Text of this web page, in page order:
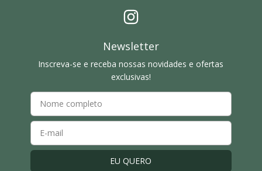
Newsletter
Inscreva-se e receba nossas novidades e ofertas
exclusivas!